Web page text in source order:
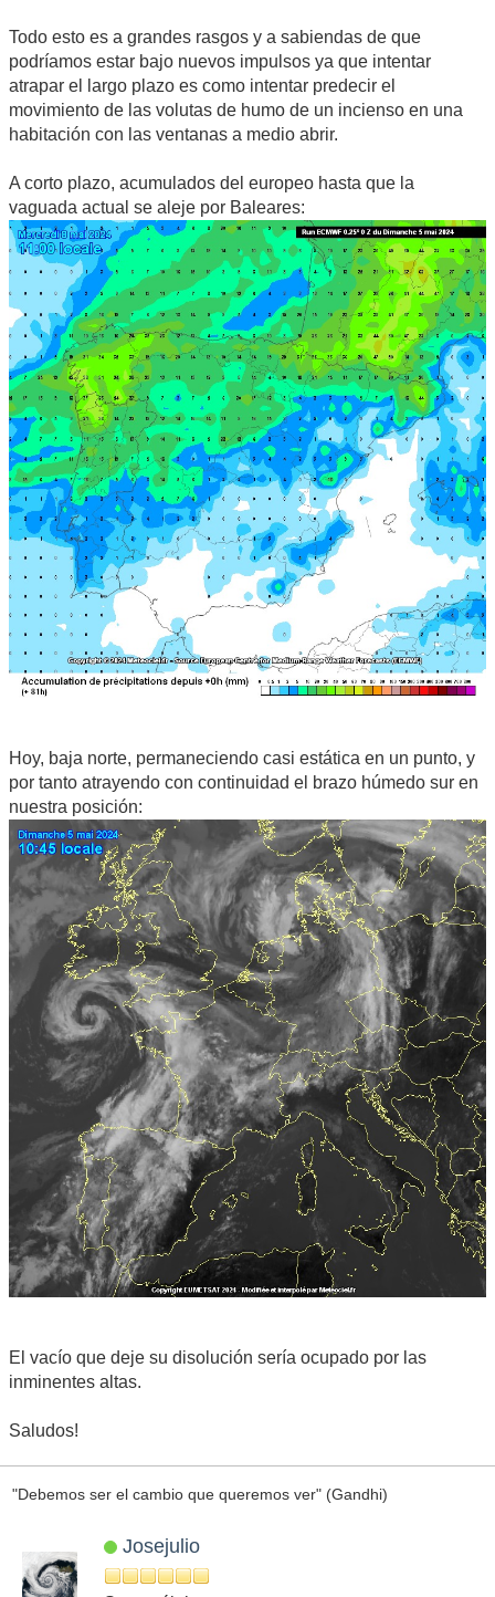
Todo esto es a grandes rasgos y a sabiendas de que
podríamos estar bajo nuevos impulsos ya que intentar
atrapar el largo plazo es como intentar predecir el
movimiento de las volutas de humo de un incienso en una
habitación con las ventanas a medio abrir.
A corto plazo, acumulados del europeo hasta que la
vaguada actual se aleje por Baleares:
Hoy, baja norte, permaneciendo casi estática en un punto, y
por tanto atrayendo con continuidad el brazo húmedo sur en
nuestra posición:
El vacío que deje su disolución sería ocupado por las
inminentes altas.
Saludos!
"Debemos ser el cambio que queremos ver" (Gandhi)
Josejulio